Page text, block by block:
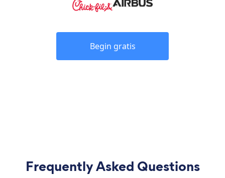
Begin gratis
Frequently Asked Questions